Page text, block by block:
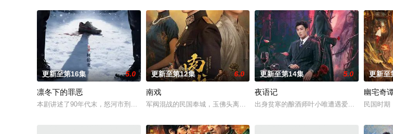
更新至第16集 5.0
凛冬下的罪恶
本剧讲述了90年代末，怒河市刑侦支队在无普及监控、无DNA鉴定技术的支持下，通过摸排、勘查等传统刑侦手段，接连
更新至第12集 6.0
南戏
军阀混战的民国奉城，玉佛头离奇失窃，戏班主横尸戏台，将冷血少帅许又安与昆
更新至第14集 5.0
夜语记
出身贫寒的酿酒师叶小唯遭遇爱人程桉、恩师
更新至
幽宅奇
民国时期